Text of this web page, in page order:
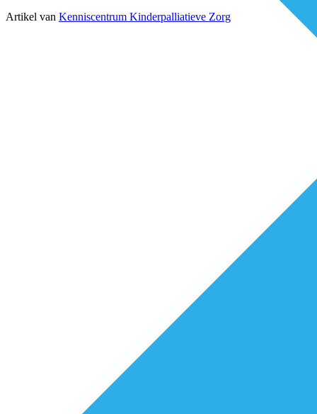
Artikel van Kenniscentrum Kinderpalliatieve Zorg